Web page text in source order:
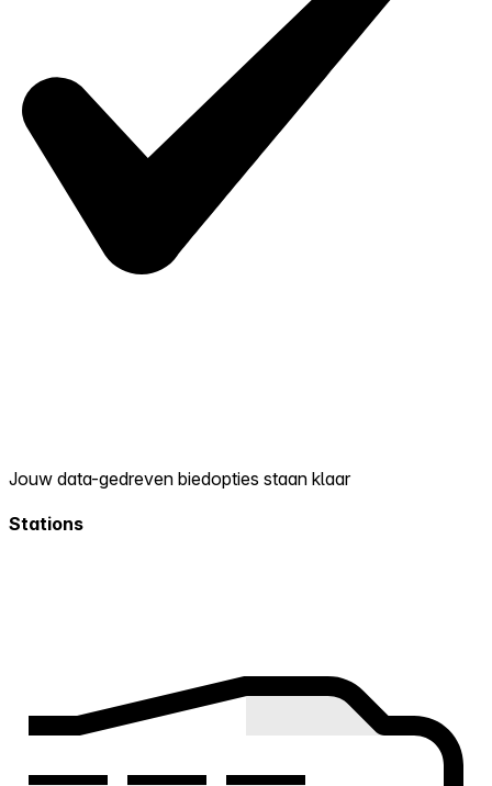
Jouw data-gedreven biedopties staan klaar
Stations